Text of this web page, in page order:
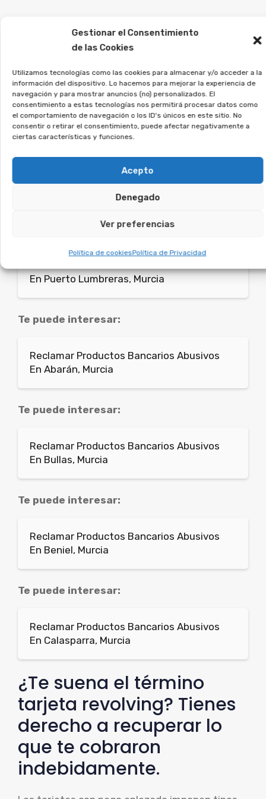
Gestionar el Consentimiento
de las Cookies
Utilizamos tecnologías como las cookies para almacenar y/o acceder a la
información del dispositivo. Lo hacemos para mejorar la experiencia de
navegación y para mostrar anuncios (no) personalizados. El
consentimiento a estas tecnologías nos permitirá procesar datos como
el comportamiento de navegación o los ID's únicos en este sitio. No
consentir o retirar el consentimiento, puede afectar negativamente a
ciertas características y funciones.
Acepto
Denegado
Ver preferencias
Política de cookiesPolítica de Privacidad
por este tipo de acuerdos busquen consejo de
abogados especialistas para evaluar su caso
concreto y estudiar las vías de reclamación.
La asociación Afeban
trabajamos para los
consumidores a recuperar su
compromiso, y analizaremos tu caso.
Te puede interesar:
En Puerto Lumbreras, Murcia
Te puede interesar:
Reclamar Productos Bancarios Abusivos
En Abarán, Murcia
Te puede interesar:
Reclamar Productos Bancarios Abusivos
En Bullas, Murcia
Te puede interesar:
Reclamar Productos Bancarios Abusivos
En Beniel, Murcia
Te puede interesar:
Reclamar Productos Bancarios Abusivos
En Calasparra, Murcia
¿Te suena el término
tarjeta revolving? Tienes
derecho a recuperar lo
que te cobraron
indebidamente.